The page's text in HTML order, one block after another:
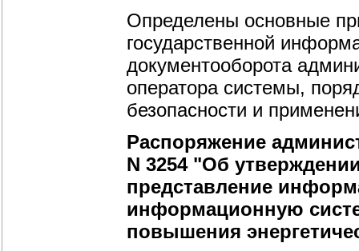
Определены основные
государственной
документооборота
оператора системы,
безопасности и
Распоряжение
N 3254 "Об
представление
информационную
повышения